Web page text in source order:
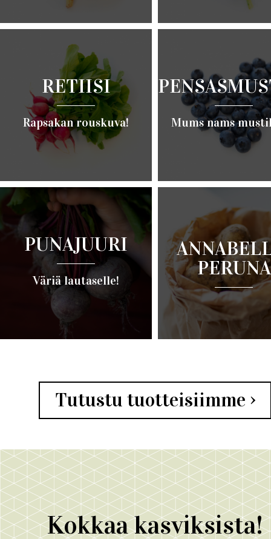
Lue lisää › Lue lisää ›
Lue lisää ›
RETIISI
Rapsakan rouskuva!
Lue lisää ›
Mums nams
PUNAJUURI
Väriä lautaselle!
PERUNA
Tutustu tuotteisiimme ›
Kokkaa kasviksista!